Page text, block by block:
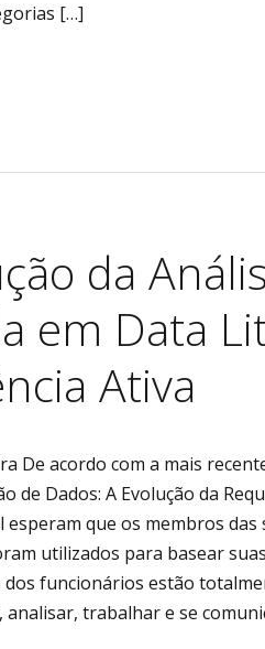
[…]
da
em Data
Ativa
De acordo com a mais
de Dados: A Evolução da
esperam que os membros
utilizados para basear
dos funcionários estão
analisar, trabalhar e se